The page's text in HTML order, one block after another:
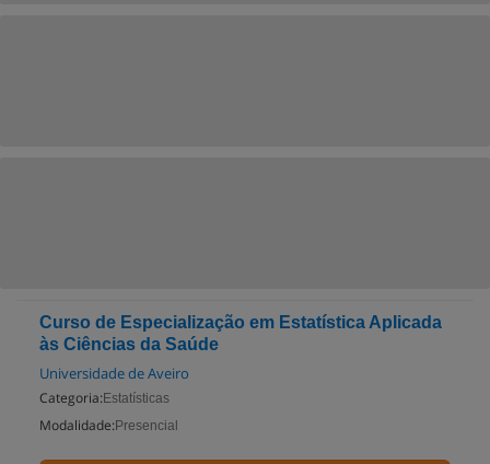
Curso de Especialização em Estatística Aplicada
às Ciências da Saúde
Universidade de Aveiro
Categoria: Estatísticas
Modalidade: Presencial